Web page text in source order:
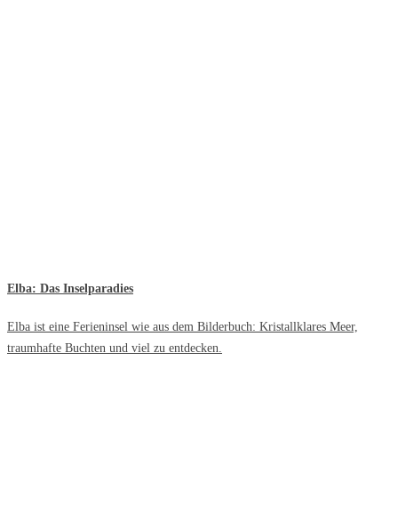
Elba: Das Inselparadies
Elba ist eine Ferieninsel wie aus dem Bilderbuch: Kristallklares Meer,
traumhafte Buchten und viel zu entdecken.